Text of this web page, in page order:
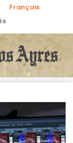
Français